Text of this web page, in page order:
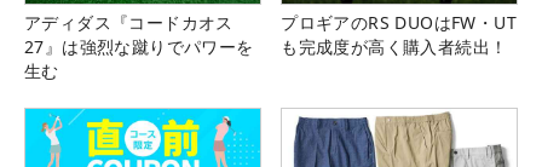
アディダス『コードカオス
27』は強烈な蹴りでパワーを
生む
プロギアのRS DUOはFW・UT
も完成度が高く購入者続出！